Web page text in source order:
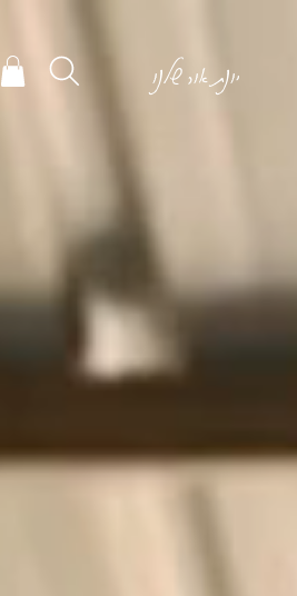
יונת אור שלנו